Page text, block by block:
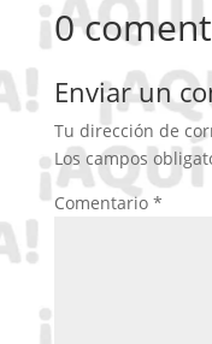
0
Enviar un
Tu dirección de
Los campos
Comentario *